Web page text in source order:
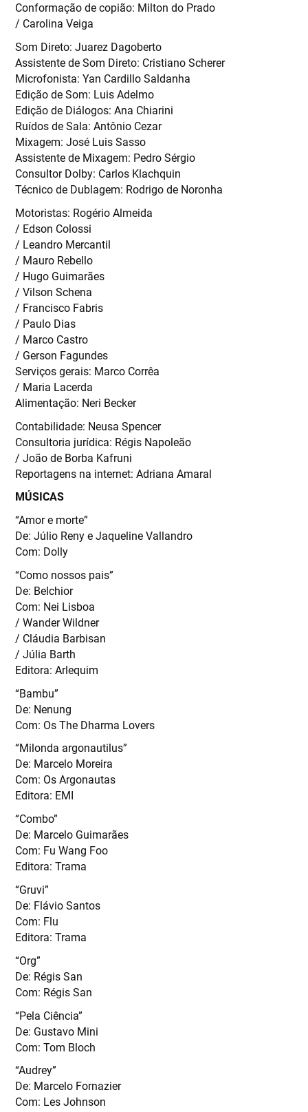
Conformação de copião: Milton do Prado
/ Carolina Veiga
Som Direto: Juarez Dagoberto
Assistente de Som Direto: Cristiano Scherer
Microfonista: Yan Cardillo Saldanha
Edição de Som: Luis Adelmo
Edição de Diálogos: Ana Chiarini
Ruídos de Sala: Antônio Cezar
Mixagem: José Luis Sasso
Assistente de Mixagem: Pedro Sérgio
Consultor Dolby: Carlos Klachquin
Técnico de Dublagem: Rodrigo de Noronha
Motoristas: Rogério Almeida
/ Edson Colossi
/ Leandro Mercantil
/ Mauro Rebello
/ Hugo Guimarães
/ Vilson Schena
/ Francisco Fabris
/ Paulo Dias
/ Marco Castro
/ Gerson Fagundes
Serviços gerais: Marco Corrêa
/ Maria Lacerda
Alimentação: Neri Becker
Contabilidade: Neusa Spencer
Consultoria jurídica: Régis Napoleão
/ João de Borba Kafruni
Reportagens na internet: Adriana Amaral
MÚSICAS
“Amor e morte”
De: Júlio Reny e Jaqueline Vallandro
Com: Dolly
“Como nossos pais”
De: Belchior
Com: Nei Lisboa
/ Wander Wildner
/ Cláudia Barbisan
/ Júlia Barth
Editora: Arlequim
“Bambu”
De: Nenung
Com: Os The Dharma Lovers
“Milonda argonautilus”
De: Marcelo Moreira
Com: Os Argonautas
Editora: EMI
“Combo”
De: Marcelo Guimarães
Com: Fu Wang Foo
Editora: Trama
“Gruvi”
De: Flávio Santos
Com: Flu
Editora: Trama
“Org”
De: Régis San
Com: Régis San
“Pela Ciência”
De: Gustavo Mini
Com: Tom Bloch
“Audrey”
De: Marcelo Fornazier
Com: Les Johnson